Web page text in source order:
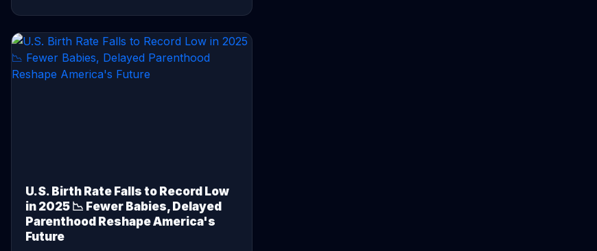
U.S. Birth Rate Falls to Record Low
in 2025 📉 Fewer Babies, Delayed
Parenthood Reshape America's
Future